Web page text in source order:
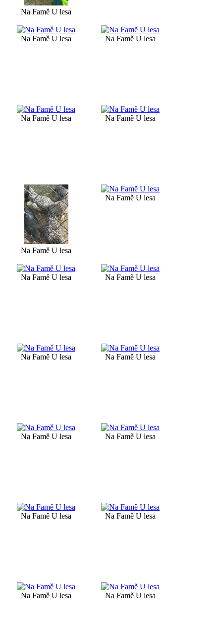
Na Famě U lesa
Na Famě U lesa Na Famě U lesa
Na Famě U lesa Na Famě U lesa
Na Famě U lesa
Na Famě U lesa
Na Famě U lesa Na Famě U lesa
Na Famě U lesa Na Famě U lesa
Na Famě U lesa Na Famě U lesa
Na Famě U lesa Na Famě U lesa
Na Famě U lesa Na Famě U lesa